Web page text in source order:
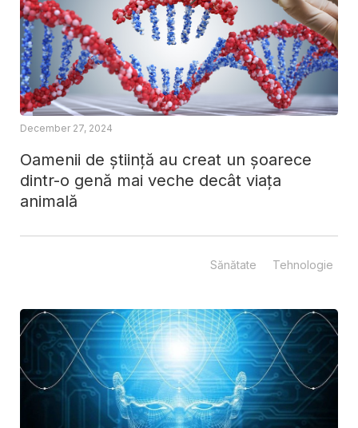
Oamenii de știință au creat un șoarece
dintr-o genă mai veche decât viața
animală
December 27, 2024
Sănătate Tehnologie